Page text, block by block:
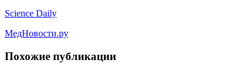
Science Daily
МедНовости.ру
Похожие публикации